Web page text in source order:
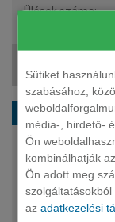
Sütiket
szabásához,
média-, hirdető-
Ön
kombinálhatják
Ön adott meg
azadatkezelési
SKODA